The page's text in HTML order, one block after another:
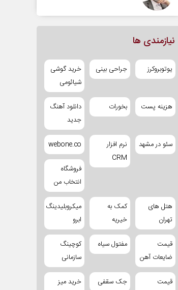
نیازمندی ها
یوتوبروکرز جراحی بینی
خرید گوشی
شیائومی
هزینه پست بخورات
دانلود آهنگ
جدید
سئو در مشهد
نرم افزار
CRM
webone.co
فروشگاه
انتخاب من
هتل های
تهران
کمک به
خیریه
میکروبلیدینگ
ابرو
قیمت
ضایعات آهن
مفتول سیاه
کوچینگ
سازمانی
قیمت
جک سقفی
خرید میز